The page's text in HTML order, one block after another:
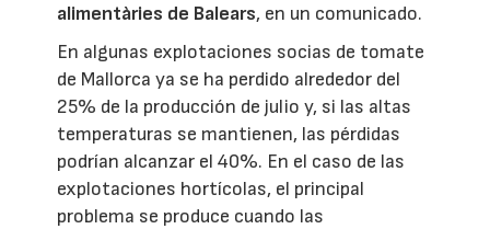
alimentàries de Balears, en un comunicado.
En algunas explotaciones socias de tomate
de Mallorca ya se ha perdido alrededor del
25% de la producción de julio y, si las altas
temperaturas se mantienen, las pérdidas
podrían alcanzar el 40%. En el caso de las
explotaciones hortícolas, el principal
problema se produce cuando las